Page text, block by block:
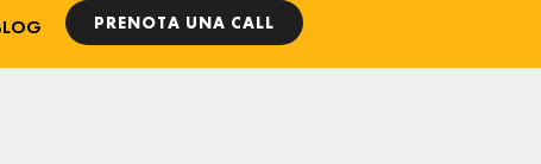
PRENOTA UNA CALL